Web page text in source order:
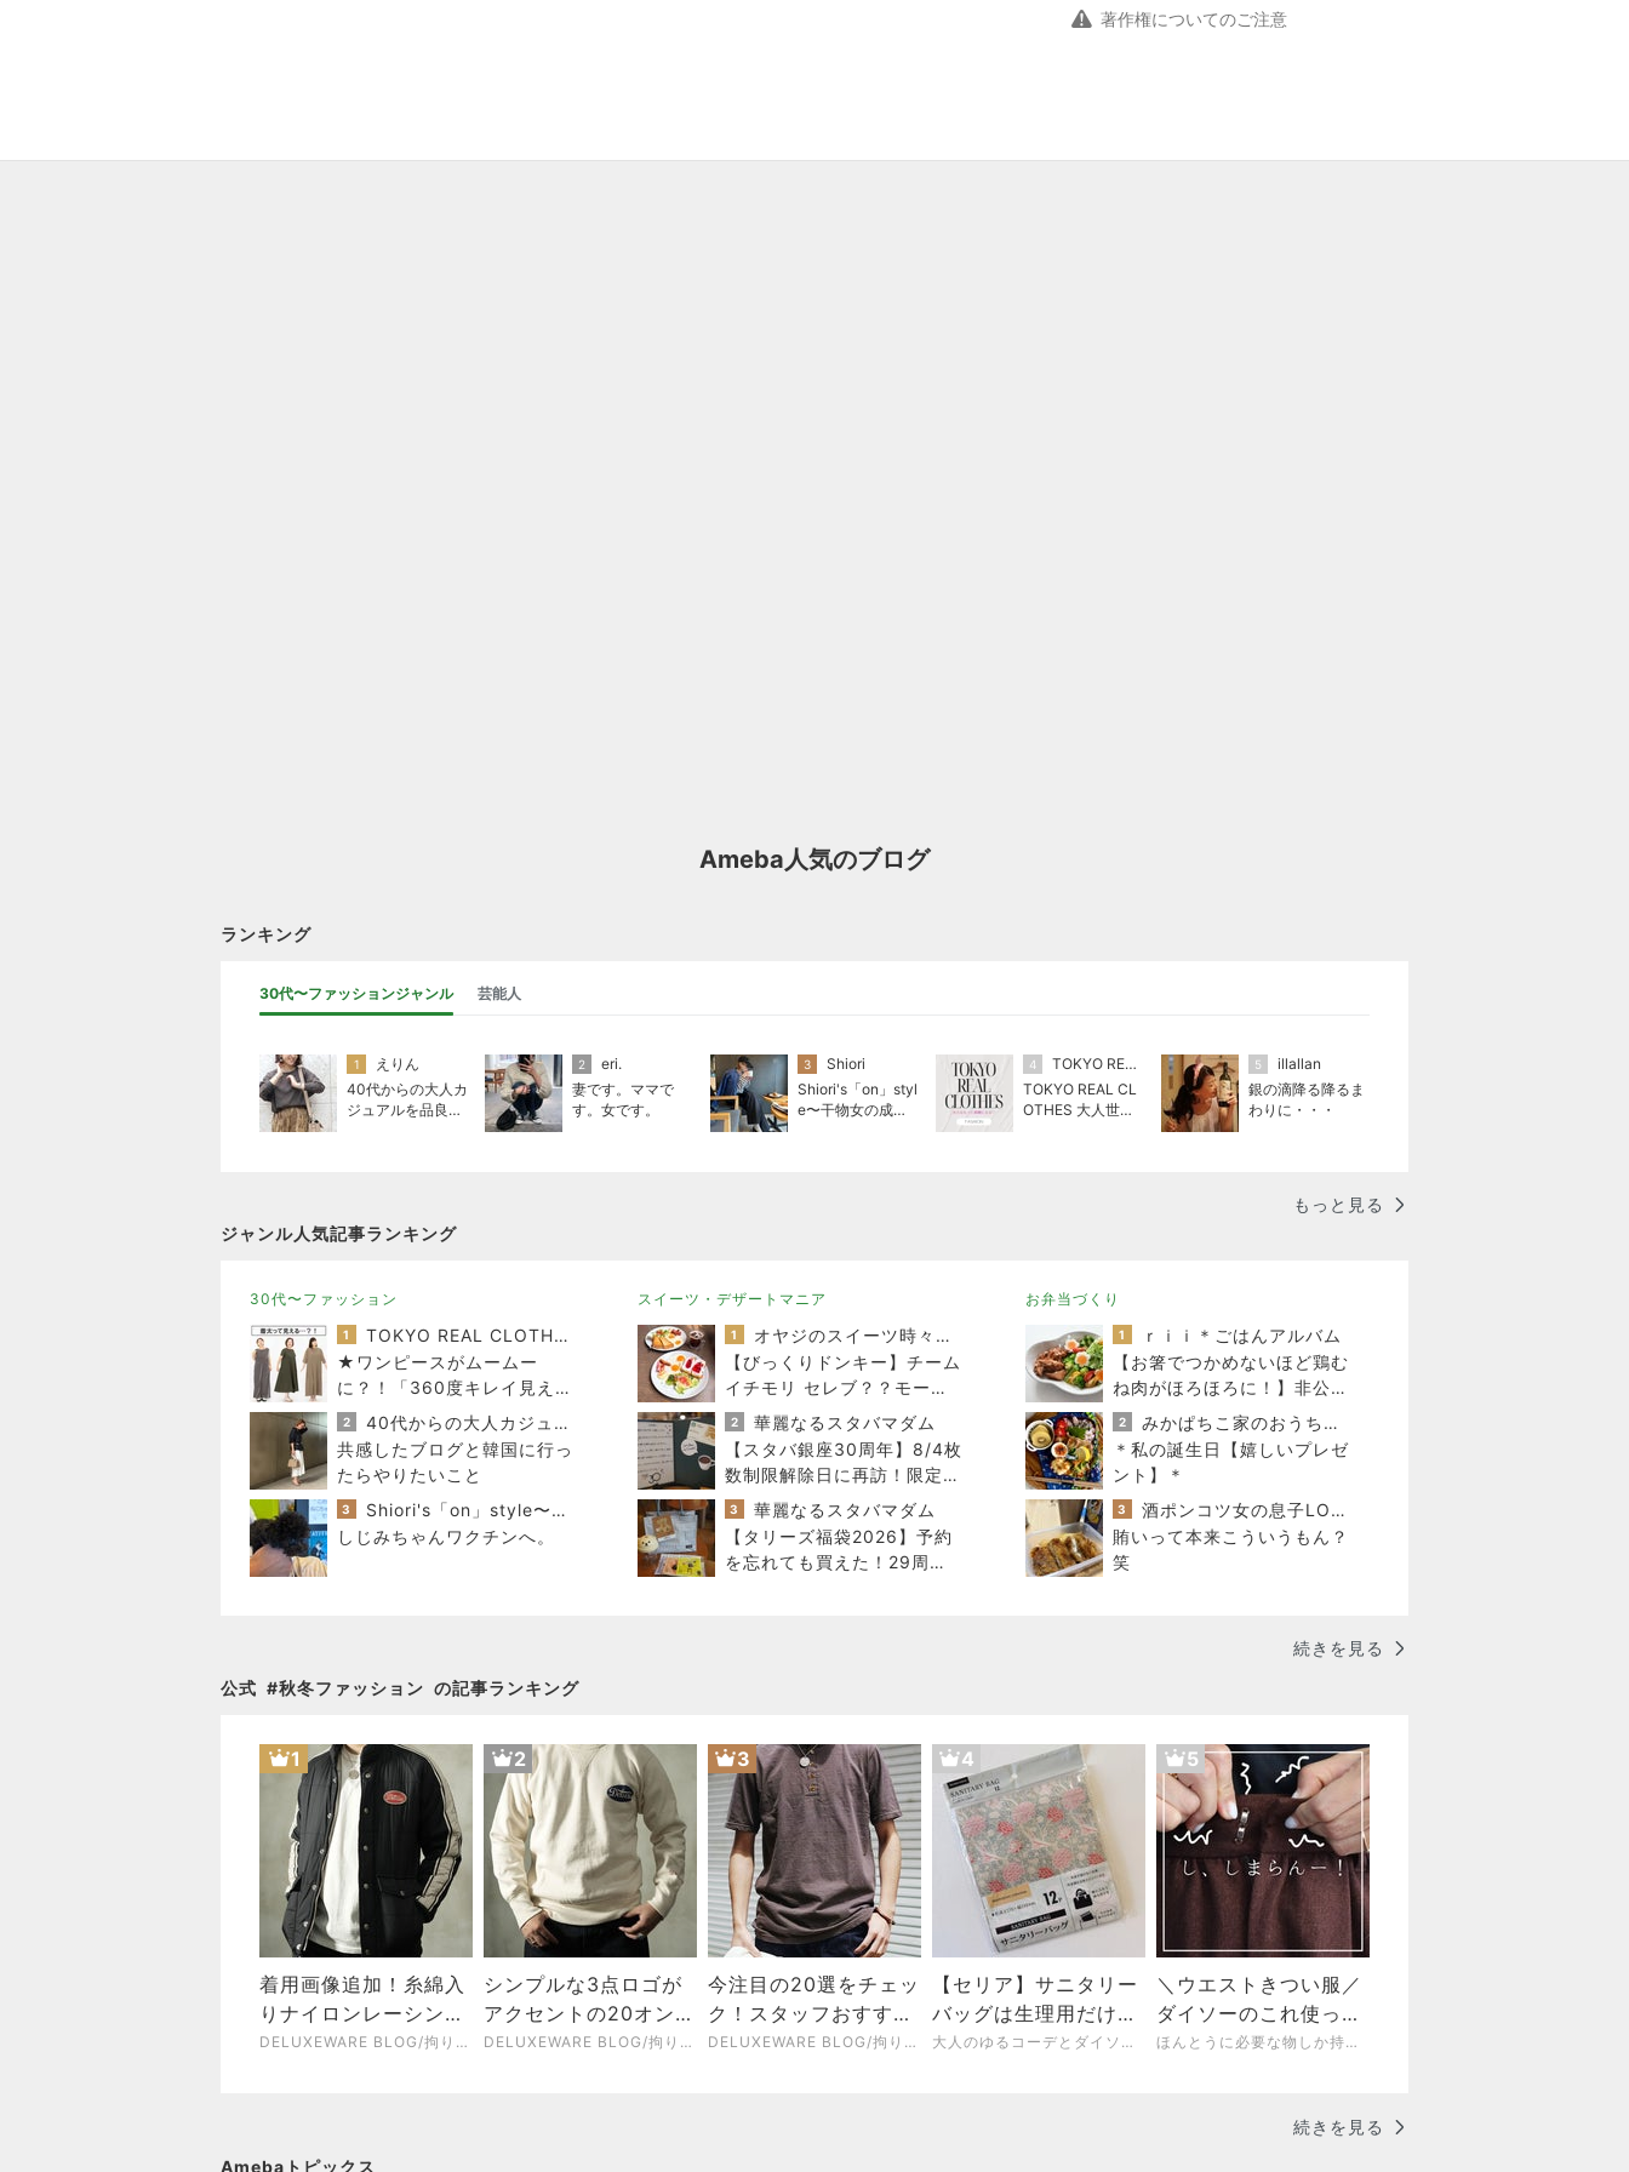
著作権についてのご注意
Ameba人気のブログ
ランキング
30代〜ファッションジャンル 芸能人
1
えりん
40代からの大人カ
ジュアルを品良く
2
eri.
妻です。ママで
す。女です。
3
Shiori
Shiori's「on」styl
e〜干物女の成長
4
TOKYO REAL CLOTHES
TOKYO REAL CL
OTHES 大人世代
5
illallan
銀の滴降る降るま
わりに・・・
もっと見る
ジャンル人気記事ランキング
30代〜ファッション
1
TOKYO REAL CLOTHES 大人世代のリアルクローズ
★ワンピースがムームー
に？！「360度キレイ見え」
の必殺ワザはコレ♪
2
40代からの大人カジュアルを品良く着こなすファッションブログ
共感したブログと韓国に行っ
たらやりたいこと
3
Shiori's「on」style〜干物女の成長記〜
しじみちゃんワクチンへ。
スイーツ・デザートマニア
1
オヤジのスイーツ時々ランニングブログ
【びっくりドンキー】チーム
イチモリ セレブ？？モーニ
ング
2
華麗なるスタバマダム
【スタバ銀座30周年】8/4枚
数制限解除日に再訪！限定カ
ードと店舗名刺の在庫は？
3
華麗なるスタバマダム
【タリーズ福袋2026】予約
を忘れても買えた！29周年
お弁当づくり
1
ｒｉｉ＊ごはんアルバム
【お箸でつかめないほど鶏む
ね肉がほろほろに！】非公開
クーポン貼りまくってます
2
みかぱちこ家のおうちでごはん
＊私の誕生日【嬉しいプレゼ
ント】＊
3
酒ポンコツ女の息子LOVE blog♡♡
賄いって本来こういうもん？
笑
続きを見る
公式 #秋冬ファッション の記事ランキング
1
着用画像追加！糸綿入
りナイロンレーシング
ジャケット「D-28A」
DELUXEWARE BLOG/拘りの純国産アメカジブランドデラックスウエア
2
シンプルな3点ロゴが
アクセントの20オンス
スウェット「BRGS- DELUXEWARE BLOG/拘りの純国産アメカジブランドデラックスウエア
3
今注目の20選をチェッ
ク！スタッフおすすめ
アイテムをご紹介
DELUXEWARE BLOG/拘りの純国産アメカジブランドデラックスウエア
4
【セリア】サニタリー
バッグは生理用だけじ
ゃない！目から鱗の活
大人のゆるコーデとダイソーそしてお買い物
5
＼ウエストきつい服／
ダイソーのこれ使った
ら3秒で履けるように
ほんとうに必要な物しか持たない暮らし◆Keep Life Simple◆〜インテリアのきろく〜
続きを見る
Amebaトピックス